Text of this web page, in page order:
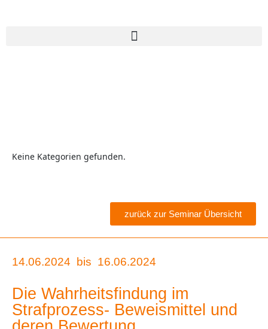
Keine Kategorien gefunden.
zurück zur Seminar Übersicht
14.06.2024 bis 16.06.2024
Die Wahrheitsfindung im
Strafprozess- Beweismittel und